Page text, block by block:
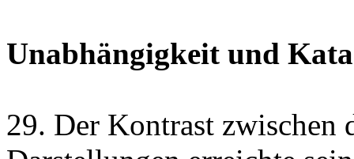
Unabhängigkeit und
29. Der Kontrast zwischen